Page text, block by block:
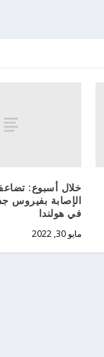
خلال أسبوع:
الإصابة بفيروس
في هولندا
مايو 30, 2022